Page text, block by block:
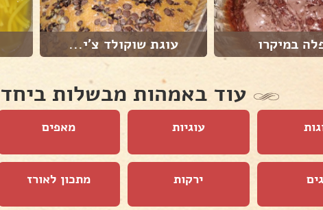
במיקרו עוגת שוקולד צ'י...
עוד באמהות מבשלות ביחד
עוגיות מאפים
ירקות מתכון לאורז